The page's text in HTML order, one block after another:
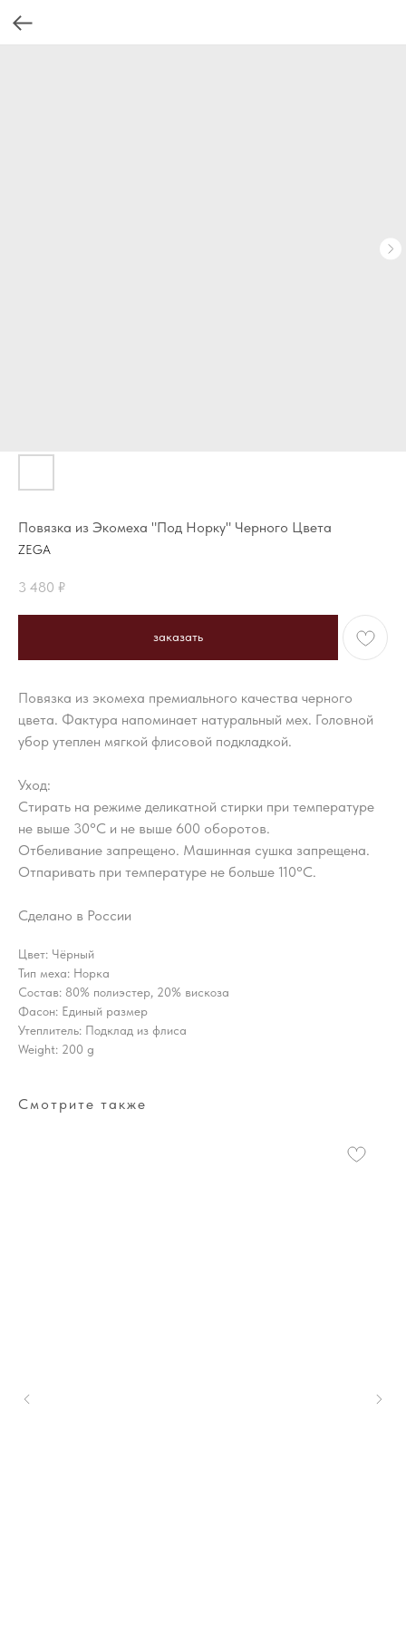
Повязка из Экомеха "Под Норку" Черного Цвета
ZEGA
3 480 ₽
заказать
Повязка из экомеха премиального качества черного
цвета. Фактура напоминает натуральный мех. Головной
убор утеплен мягкой флисовой подкладкой.
Уход:
Стирать на режиме деликатной стирки при температуре
не выше 30°С и не выше 600 оборотов.
Отбеливание запрещено. Машинная сушка запрещена.
Отпаривать при температуре не больше 110°С.
Сделано в России
Цвет: Чёрный
Тип меха: Норка
Состав: 80% полиэстер, 20% вискоза
Фасон: Единый размер
Утеплитель: Подклад из флиса
Weight: 200 g
Смотрите также